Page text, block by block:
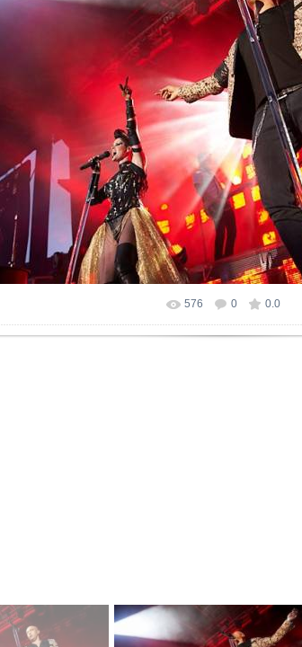
Размер фотографии: 800x532
576 0 0.0